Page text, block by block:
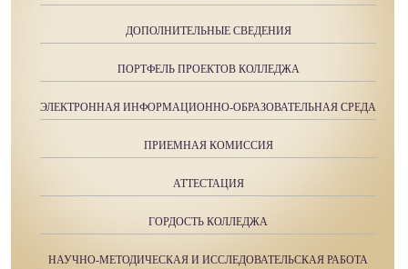
ДОПОЛНИТЕЛЬНЫЕ СВЕДЕНИЯ
ПОРТФЕЛЬ ПРОЕКТОВ КОЛЛЕДЖА
ЭЛЕКТРОННАЯ ИНФОРМАЦИОННО-ОБРАЗОВАТЕЛЬНАЯ СРЕДА
ПРИЕМНАЯ КОМИССИЯ
АТТЕСТАЦИЯ
ГОРДОСТЬ КОЛЛЕДЖА
НАУЧНО-МЕТОДИЧЕСКАЯ И ИССЛЕДОВАТЕЛЬСКАЯ РАБОТА